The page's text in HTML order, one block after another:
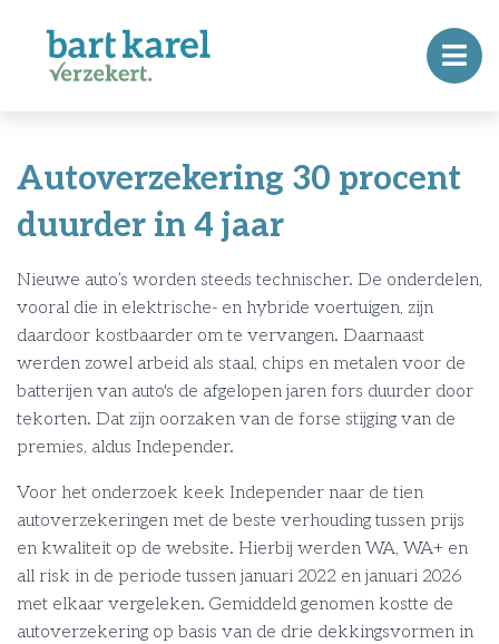
Autoverzekering 30 procent
duurder in 4 jaar
Nieuwe auto’s worden steeds technischer. De onderdelen,
vooral die in elektrische- en hybride voertuigen, zijn
daardoor kostbaarder om te vervangen. Daarnaast
werden zowel arbeid als staal, chips en metalen voor de
batterijen van auto's de afgelopen jaren fors duurder door
tekorten. Dat zijn oorzaken van de forse stijging van de
premies, aldus Independer.
Voor het onderzoek keek Independer naar de tien
autoverzekeringen met de beste verhouding tussen prijs
en kwaliteit op de website. Hierbij werden WA, WA+ en
all risk in de periode tussen januari 2022 en januari 2026
met elkaar vergeleken. Gemiddeld genomen kostte de
autoverzekering op basis van de drie dekkingsvormen in